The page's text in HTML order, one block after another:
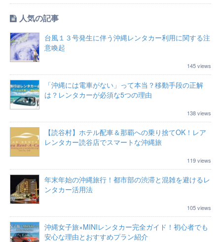
人気の記事
台風１３号発生に伴う沖縄レンタカー利用に関する注
意喚起
145 views
「沖縄には電車がない」って本当？移動手段の正解
は？レンタカーが必須な5つの理由
138 views
【読谷村】ホテル配車＆那覇への乗り捨てOK！レア
レンタカー読谷店でスマートな沖縄旅
119 views
年末年始の沖縄旅行！都市部の渋滞と混雑を避けるレ
ンタカー活用法
105 views
沖縄女子旅×MINIレンタカー完全ガイド！初心者でも
安心な理由とおすすめプラン紹介